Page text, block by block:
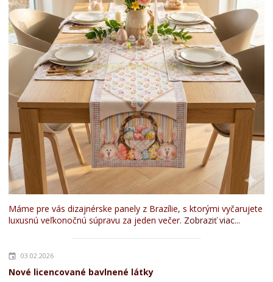
Máme pre vás dizajnérske panely z Brazílie, s ktorými vyčarujete
luxusnú veľkonočnú súpravu za jeden večer. Zobraziť viac...
03.02.2026
Nové licencované bavlnené látky